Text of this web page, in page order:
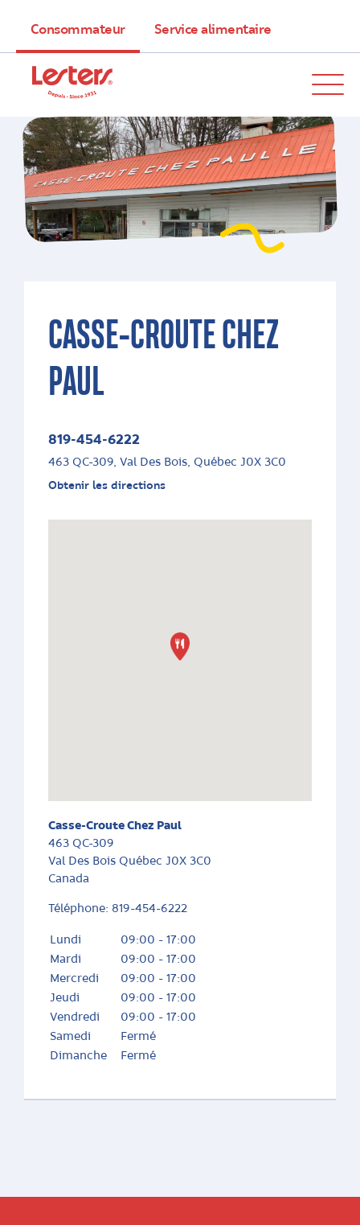
Consommateur Service alimentaire
CASSE-CROUTE CHEZ
PAUL
819-454-6222
463 QC-309, Val Des Bois, Québec J0X 3C0
Obtenir les directions
Casse-Croute Chez Paul
463 QC-309
Val Des Bois Québec J0X 3C0
Canada
Téléphone: 819-454-6222
Lundi
09:00 - 17:00
Mardi
09:00 - 17:00
Mercredi
09:00 - 17:00
Jeudi
09:00 - 17:00
Vendredi
09:00 - 17:00
Samedi
Fermé
Dimanche
Fermé